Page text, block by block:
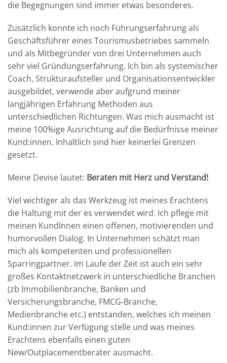
die Begegnungen sind immer etwas besonderes.
Zusätzlich konnte ich noch Führungserfahrung als
Geschäftsführer eines Tourismusbetriebes sammeln
und als Mitbegründer von drei Unternehmen auch
sehr viel Gründungserfahrung. Ich bin als systemischer
Coach, Strukturaufsteller und Organisationsentwickler
ausgebildet, verwende aber aufgrund meiner
langjährigen Erfahrung Methoden aus
unterschiedlichen Richtungen. Was mich ausmacht ist
meine 100%ige Ausrichtung auf die Bedürfnisse meiner
Kund:innen. Inhaltlich sind hier keinerlei Grenzen
gesetzt.
Meine Devise lautet: Beraten mit Herz und Verstand!
Viel wichtiger als das Werkzeug ist meines Erachtens
die Haltung mit der es verwendet wird. Ich pflege mit
meinen KundInnen einen offenen, motivierenden und
humorvollen Dialog. In Unternehmen schätzt man
mich als kompetenten und professionellen
Sparringpartner. Im Laufe der Zeit ist auch ein sehr
großes Kontaktnetzwerk in unterschiedliche Branchen
(zb Immobilienbranche, Banken und
Versicherungsbranche, FMCG-Branche,
Medienbranche etc.) entstanden, welches ich meinen
Kund:innen zur Verfügung stelle und was meines
Erachtens ebenfalls einen guten
New/Outplacementberater ausmacht.